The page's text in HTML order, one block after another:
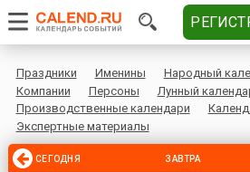
Праздники Именины Народный
Компании
Персоны
Лунный
Производственные календари
Экспертные материалы
СЕГОДНЯ ЗАВТРА